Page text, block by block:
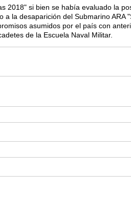
2018" si bien se había evaluado la
a la desaparición del Submarino
asumidos por el país con
de la Escuela Naval Militar.